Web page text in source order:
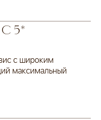
5*
с широким
максимальный